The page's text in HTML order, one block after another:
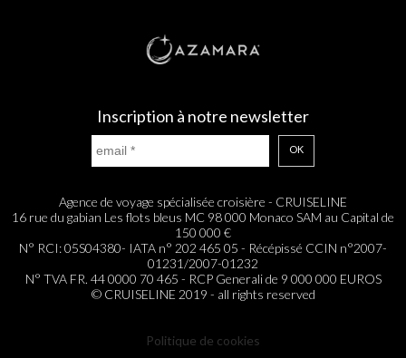
Inscription à notre newsletter
OK
Agence de voyage spécialisée croisière - CRUISELINE
16 rue du gabian Les flots bleus MC 98 000 Monaco SAM au Capital de
150 000 €
N° RCI: 05S04380- IATA n° 202 465 05 - Récépissé CCIN n°2007-
01231/2007-01232
N° TVA FR. 44 0000 70 465 - RCP Generali de 9 000 000 EUROS
© CRUISELINE 2019 - all rights reserved
Politique de cookies